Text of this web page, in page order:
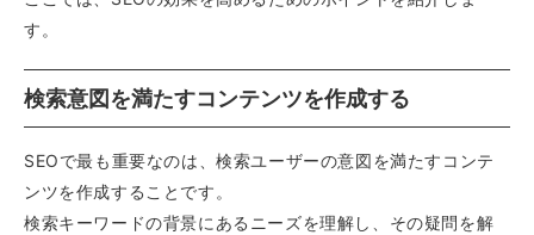
す。
検索意図を満たすコンテンツを作成する
SEOで最も重要なのは、検索ユーザーの意図を満たすコンテ
ンツを作成することです。
検索キーワードの背景にあるニーズを理解し、その疑問を解